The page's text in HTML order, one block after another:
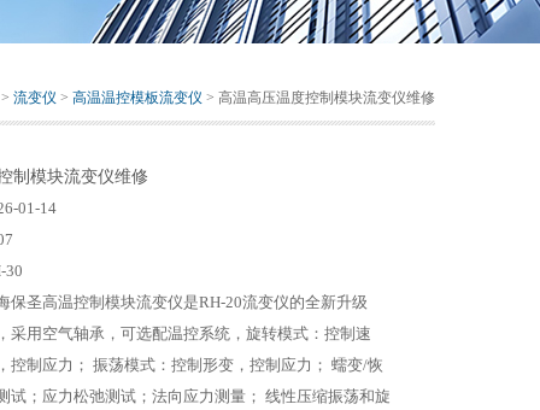
> 流变仪 > 高温温控模板流变仪 > 高温高压温度控制模块流变仪维修
制模块流变仪维修
01-14
30
保圣高温控制模块流变仪是RH-20流变仪的全新升级
采用空气轴承，可选配温控系统，旋转模式：控制速
控制应力； 振荡模式：控制形变，控制应力； 蠕变/恢
试；应力松弛测试；法向应力测量； 线性压缩振荡和旋